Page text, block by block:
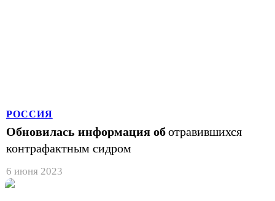
РОССИЯ
Обновилась информация оботравившихся
контрафактным сидром
6 июня 2023